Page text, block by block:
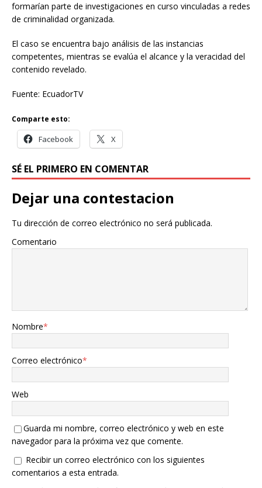
formarían parte de investigaciones en curso vinculadas a redes
de criminalidad organizada.
El caso se encuentra bajo análisis de las instancias
competentes, mientras se evalúa el alcance y la veracidad del
contenido revelado.
Fuente: EcuadorTV
Comparte esto:
Facebook X
SÉ EL PRIMERO EN COMENTAR
Dejar una contestacion
Tu dirección de correo electrónico no será publicada.
Comentario
Nombre*
Correo electrónico*
Web
Guarda mi nombre, correo electrónico y web en este
navegador para la próxima vez que comente.
Recibir un correo electrónico con los siguientes
comentarios a esta entrada.